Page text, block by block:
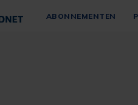
ABONNEMENTEN